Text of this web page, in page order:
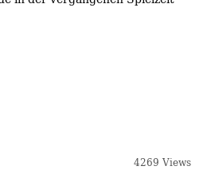
4269 Views